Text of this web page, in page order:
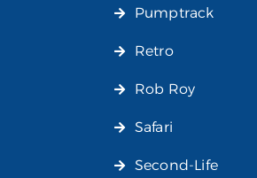
Pumptrack
Retro
Rob Roy
Safari
Second-Life